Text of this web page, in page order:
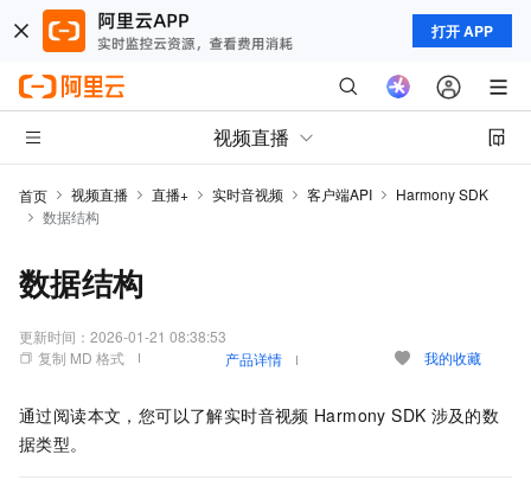
打开 APP
视频直播
首页 视频直播 直播+ 实时音视频 客户端API
Harmony SDK
数据结构
数据结构
更新时间： 2026-01-21 08:38:53
复制 MD 格式
产品详情 我的收藏
通过阅读本文，您可以了解实时音视频 Harmony SDK 涉及的数
据类型。